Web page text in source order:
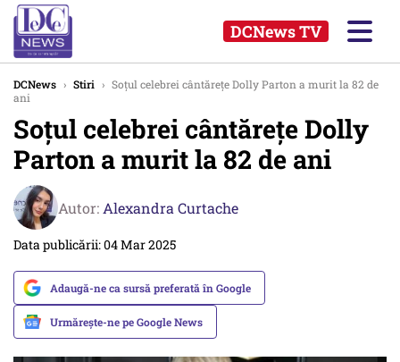
DCNews TV
DCNews › Stiri › Soțul celebrei cântărețe Dolly Parton a murit la 82 de
ani
Soțul celebrei cântărețe Dolly
Parton a murit la 82 de ani
Autor: Alexandra Curtache
Data publicării: 04 Mar 2025
Adaugă-ne ca sursă preferată în Google
Urmărește-ne pe Google News